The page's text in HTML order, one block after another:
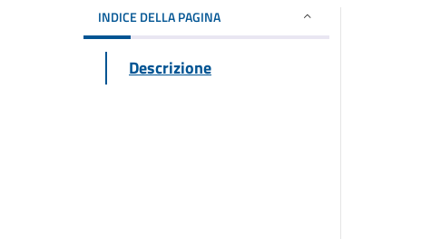
INDICE DELLA PAGINA
Descrizione